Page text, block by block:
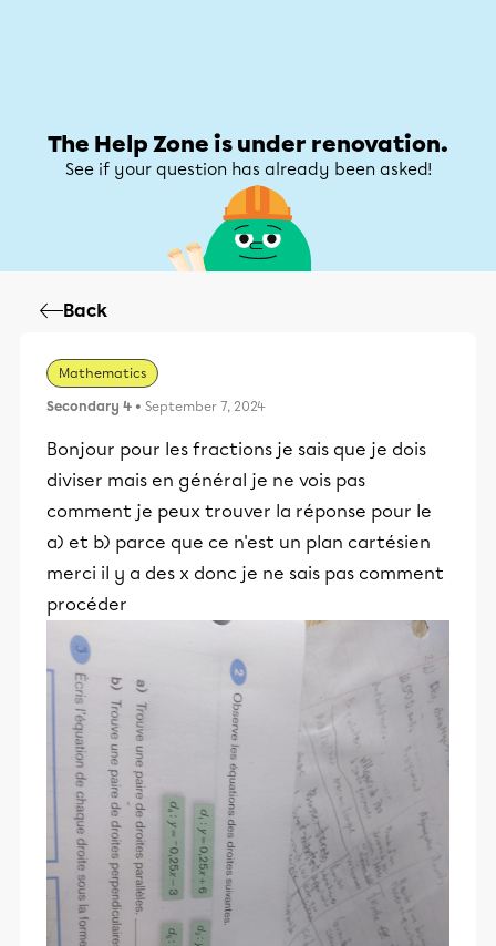
The Help Zone is under renovation.
See if your question has already been asked!
Back
Mathematics
Secondary 4 • September 7, 2024
Bonjour pour les fractions je sais que je dois
diviser mais en général je ne vois pas
comment je peux trouver la réponse pour le
a) et b) parce que ce n'est un plan cartésien
merci il y a des x donc je ne sais pas comment
procéder